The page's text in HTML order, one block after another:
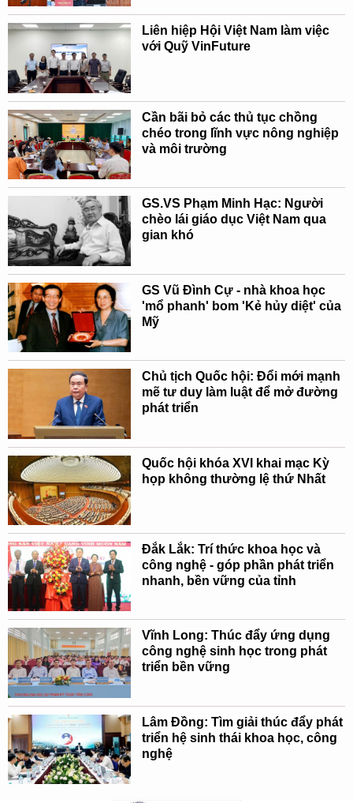
Liên hiệp Hội Việt Nam làm việc
với Quỹ VinFuture
Cần bãi bỏ các thủ tục chồng
chéo trong lĩnh vực nông nghiệp
và môi trường
GS.VS Phạm Minh Hạc: Người
chèo lái giáo dục Việt Nam qua
gian khó
GS Vũ Đình Cự - nhà khoa học
'mổ phanh' bom 'Kẻ hủy diệt' của
Mỹ
Chủ tịch Quốc hội: Đổi mới mạnh
mẽ tư duy làm luật để mở đường
phát triển
Quốc hội khóa XVI khai mạc Kỳ
họp không thường lệ thứ Nhất
Đắk Lắk: Trí thức khoa học và
công nghệ - góp phần phát triển
nhanh, bền vững của tỉnh
Vĩnh Long: Thúc đẩy ứng dụng
công nghệ sinh học trong phát
triển bền vững
Lâm Đồng: Tìm giải thúc đẩy phát
triển hệ sinh thái khoa học, công
nghệ